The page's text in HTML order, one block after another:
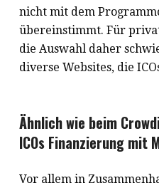
nicht mit dem
übereinstimmt. Für
die Auswahl daher
diverse Websites, die
Ähnlich wie beim
ICOs Finanzierung mit
Vor allem in